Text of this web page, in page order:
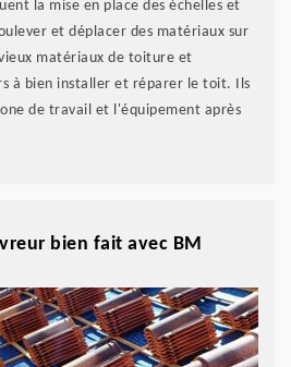
la mise en place des échelles et
et déplacer des matériaux sur
matériaux de toiture et
à bien installer et réparer le toit. Ils
de travail et l'équipement après
bien fait avec BM